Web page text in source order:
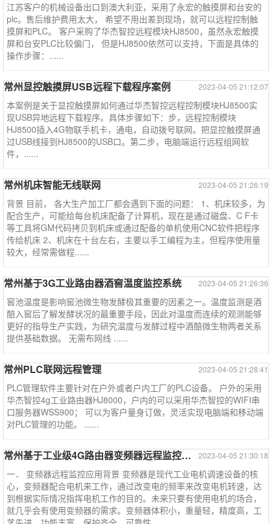
江苏客户的机械设备出口到澳大利亚，采用了永宏的触摸屏和台安的
plc。售后维护费用太大， 希望不用出差到现场，就可以远程控制触
摸屏和PLC。 客户采购了华杰智控远程模块HJ8500，虽然永宏触摸
屏和台安PLC比较偏门， 但是HJ8500依然可以支持，下面是具体的
操作步骤：......
2023-04-05 21:12:07
常州显控触摸屏USB远程下载程序案例
本案例是关于显控触摸屏如何通过华杰智控远程控制模块HJ8500实
现USB异地远程下载程序。具体步骤如下：步，远程控制模块
HJ8500插入4G物联手机卡，通电，自动拨号联网。把显控触摸屏通
过USB线接到HJ8500的USB口。第二步，电脑端运行远程组网软
件，......
2023-04-05 21:26:19
常州机床智能无线联网
背景 目前， 各大生产加工厂都会遇到下面的问题： 1、机床较多，为
配合生产，可能给每台机床配备了计算机，现在是通过磁盘、C F卡
等工具将GM代码拷贝到机床或通过配备的单机使用CNC软件把程序
传给机床 2、机床在十台左右，主要以手工编程为主，但程序使用量
较大，经常需做程......
2023-04-05 21:26:36
常州基于3G工业路由器酒窖温度监控系统
窖池温度是影响窖池微生物发酵极其重要的因素之一。温度监测是酒
醅入窖后了解发酵状况的最重要手段，因此对温度而连续的观测能够
更好的指导生产实践，为研究温度与发酵过程中酒醅微生物两者关系
提供基础数据。 无需布网线 ......
2023-04-05 21:28:41
常州PLC联网远程管理
PLC管理软件主要针对在户外或者户内工厂的PLC设备。 户外的采用
华杰智控4g工业路由器HJ8000，户内的可以采用华杰智控的WIFI串
口服务器WSS900； 可以为客户量身订做，灵活实现电脑端和移动端
对PLC管理的功能。 ......
2023-04-05 21:30:18
常州基于工业级4G路由器变频器远程监控方案
一． 变频器远程监控应用背景 变频器是现代工业电机调速设备的核
心，变频器配合电机来工作，通过改变电的频率来改变电机转速，达
到根据实际情况指挥电机工作的目的。未来只要有使用电机的场合，
就几乎会有使用变频器的需求。变频器体积小，重量轻，精度高，工